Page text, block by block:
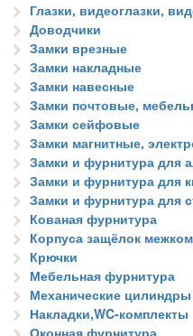
Глазки, видеоглазки,
Доводчики
Замки врезные
Замки накладные
Замки навесные
Замки почтовые,
Замки сейфовые
Замки магнитные,
Замки и фурнитура для
Замки и фурнитура для
Замки и фурнитура для
Кованая фурнитура
Корпуса защёлок
Крючки
Мебельная фурнитура
Механические цилиндры
Накладки,WC-комплекты